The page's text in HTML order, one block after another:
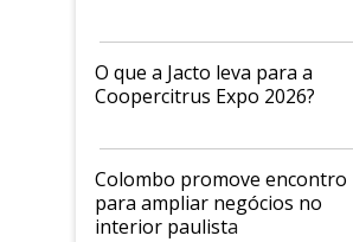
O que a Jacto leva para a
Coopercitrus Expo 2026?
Colombo promove encontro
para ampliar negócios no
interior paulista